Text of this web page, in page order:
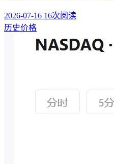
2026-07-16 16次阅读
历史价格